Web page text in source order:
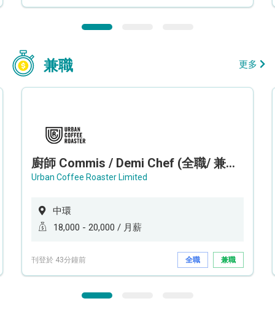
兼職 更多
廚師 Commis / Demi Chef (全職/ 兼職) (工作地點:中環)
Urban Coffee Roaster Limited
中環
18,000 - 20,000 / 月薪
刊登於 43分鐘前 全職 兼職